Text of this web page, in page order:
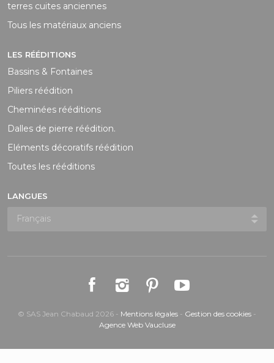
terres cuites anciennes
Tous les matériaux anciens
LES RÉÉDITIONS
Bassins & Fontaines
Piliers réédition
Cheminées rééditions
Dalles de pierre réédition.
Eléments décoratifs réédition
Toutes les rééditions
LANGUES
© SAS Jean Chabaud 2026 - Mentions légales - Gestion des cookies -
Agence Web Vaucluse